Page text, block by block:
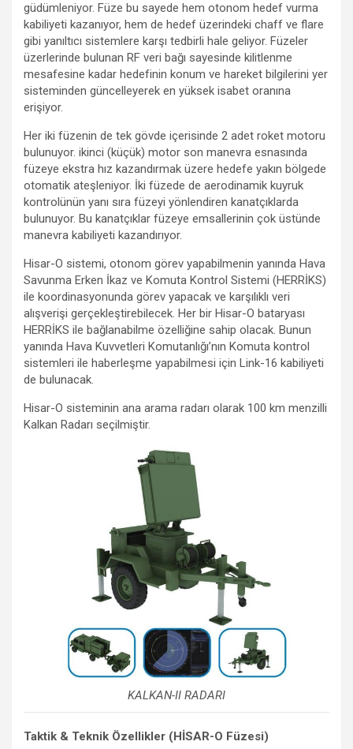
güdümleniyor. Füze bu sayede hem otonom hedef vurma
kabiliyeti kazanıyor, hem de hedef üzerindeki chaff ve flare
gibi yanıltıcı sistemlere karşı tedbirli hale geliyor. Füzeler
üzerlerinde bulunan RF veri bağı sayesinde kilitlenme
mesafesine kadar hedefinin konum ve hareket bilgilerini yer
sisteminden güncelleyerek en yüksek isabet oranına
erişiyor.
Her iki füzenin de tek gövde içerisinde 2 adet roket motoru
bulunuyor. ikinci (küçük) motor son manevra esnasında
füzeye ekstra hız kazandırmak üzere hedefe yakın bölgede
otomatik ateşleniyor. İki füzede de aerodinamik kuyruk
kontrolünün yanı sıra füzeyi yönlendiren kanatçıklarda
bulunuyor. Bu kanatçıklar füzeye emsallerinin çok üstünde
manevra kabiliyeti kazandırıyor.
Hisar-O sistemi, otonom görev yapabilmenin yanında Hava
Savunma Erken İkaz ve Komuta Kontrol Sistemi (HERRİKS)
ile koordinasyonunda görev yapacak ve karşılıklı veri
alışverişi gerçekleştirebilecek. Her bir Hisar-O bataryası
HERRİKS ile bağlanabilme özelliğine sahip olacak. Bunun
yanında Hava Kuvvetleri Komutanlığı’nın Komuta kontrol
sistemleri ile haberleşme yapabilmesi için Link-16 kabiliyeti
de bulunacak.
Hisar-O sisteminin ana arama radarı olarak 100 km menzilli
Kalkan Radarı seçilmiştir.
KALKAN-II RADARI
Taktik & Teknik Özellikler (HİSAR-O Füzesi)